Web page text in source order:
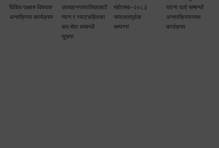
विबिध पक्षहरु विषयक
अन्तक्रिया कार्यक्रम
उपमहानगरपालिकाबाटै
प्यान र भ्याटसहितका
कर सेवा सम्बन्धी
सूचना
महोत्सव–२०८३
सफलतापूर्वक
सम्पन्न!
घटना दर्ता सम्बन्धी
अन्तरक्रियात्मक
कार्यक्रम